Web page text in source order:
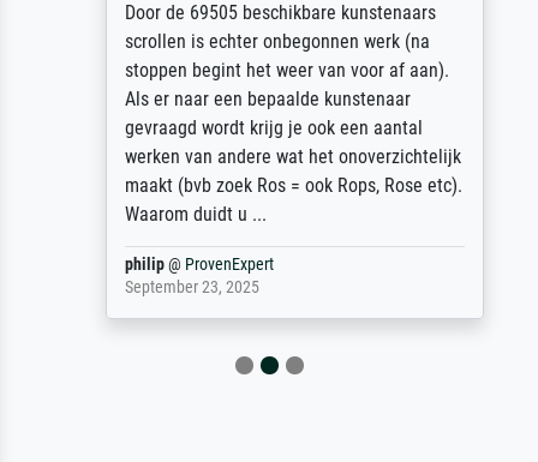
Door de 69505 beschikbare kunstenaars
scrollen is echter onbegonnen werk (na
stoppen begint het weer van voor af aan).
Als er naar een bepaalde kunstenaar
gevraagd wordt krijg je ook een aantal
werken van andere wat het onoverzichtelijk
maakt (bvb zoek Ros = ook Rops, Rose etc).
Waarom duidt u ...
philip@ProvenExpert
September 23, 2025